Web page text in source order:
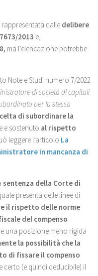
dalle delibere
2013 e,
ma l’elencazione potrebbe
Note e Studi numero 7/2022
di società di capitali
per la stessa
di subordinare la
e sostenuto al rispetto
leggere l’articolo La
in mancanza di
sentenza della Corte di
presenta delle linee di
il rispetto delle norme
del compenso
una posizione meno rigida
la possibilità che la
di fissare il compenso
certo (e quindi deducibile) il